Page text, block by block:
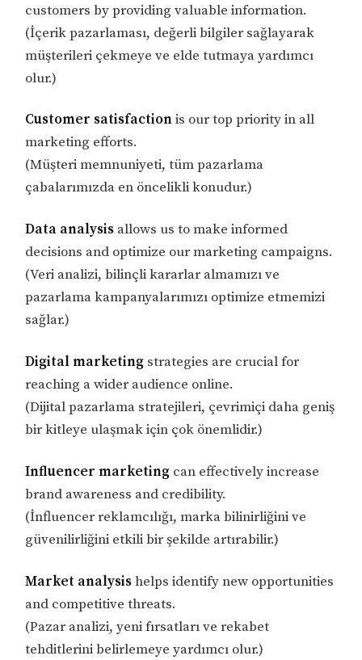
customers by providing valuable information.
(İçerik pazarlaması, değerli bilgiler sağlayarak
müşterileri çekmeye ve elde tutmaya yardımcı
olur.)
Customer satisfactionis our top priority in all
marketing efforts.
(Müşteri memnuniyeti, tüm pazarlama
çabalarımızda en öncelikli konudur.)
Data analysis allows us to make informed
decisions and optimize our marketing campaigns.
(Veri analizi, bilinçli kararlar almamızı ve
pazarlama kampanyalarımızı optimize etmemizi
sağlar.)
Digital marketing strategies are crucial for
reaching a wider audience online.
(Dijital pazarlama stratejileri, çevrimiçi daha geniş
bir kitleye ulaşmak için çok önemlidir.)
Influencer marketing can effectively increase
brand awareness and credibility.
(İnfluencer reklamcılığı, marka bilinirliğini ve
güvenilirliğini etkili bir şekilde artırabilir.)
Market analysishelps identify new opportunities
and competitive threats.
(Pazar analizi, yeni fırsatları ve rekabet
tehditlerini belirlemeye yardımcı olur.)